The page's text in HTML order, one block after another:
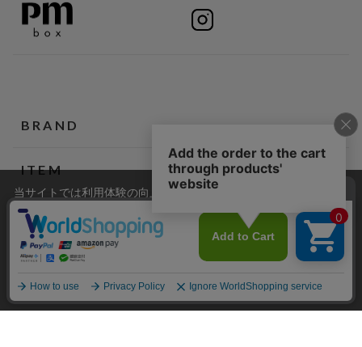
BRAND
ITEM
CATEGORY
ショップリスト
当サイトでは利用体験の向上およびコンテンツの最適な提供、ト
ラフィックの分析を目的としてCookieを使用しています。
サイトの閲覧を継続された場合、Cookieの利用に同意したことも
のといたします。
詳細については
プライバシーポリシーをご確認ください。
承諾する